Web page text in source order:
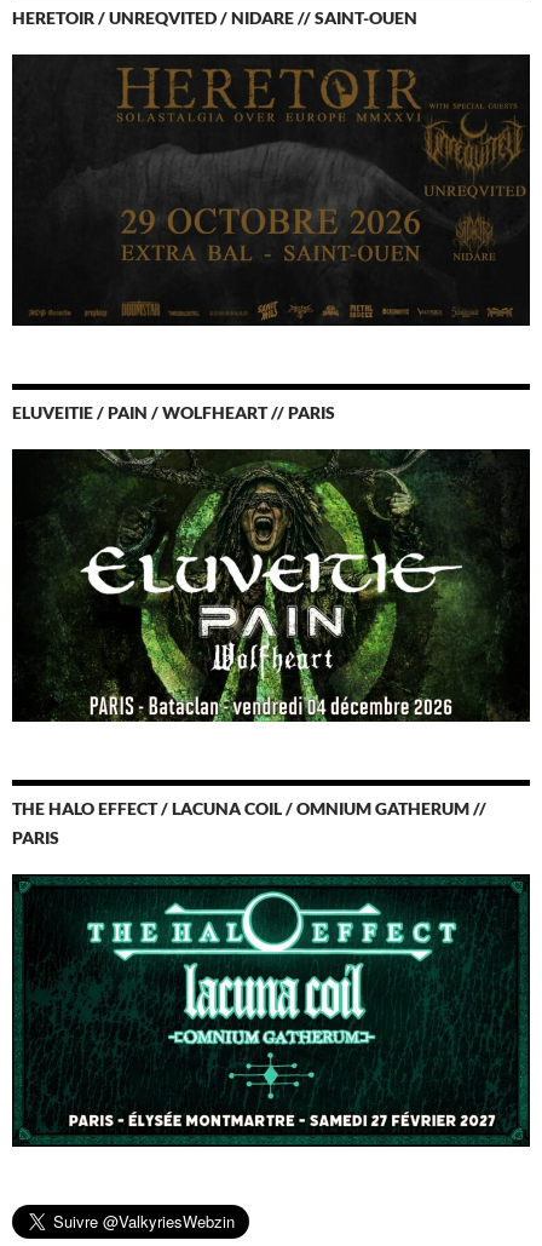
HERETOIR / UNREQVITED / NIDARE // SAINT-OUEN
ELUVEITIE / PAIN / WOLFHEART // PARIS
THE HALO EFFECT / LACUNA COIL / OMNIUM GATHERUM //
PARIS